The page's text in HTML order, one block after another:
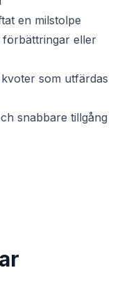
en milstolpe
förbättringar eller
som utfärdas
snabbare tillgång